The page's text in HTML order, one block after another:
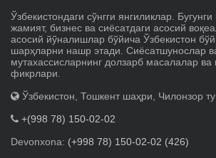
Ўзбекистондаги сўнгги янгиликлар. Бугунги
жамият, бизнес ва сиёсатдаги асосий
асосий йўналишлар бўйича Ўзбекистон
шарҳларни нашр этади. Сиёсатшунослар
мутахассисларнинг долзарб масалалар ва
фикрлари.
Ўзбекистон, Тошкент шаҳри, Чилонзор
+(998 78) 150-02-02
Devonxona: (+998 78) 150-02-02 (426)